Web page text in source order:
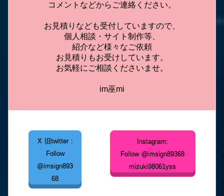
コメントなどからご連絡ください。
お見積りなども受付していますので、
個人相談・サイト制作等、
紹介など様々なご依頼
お見積りもお受けしています。
お気軽にご相談くださいませ。
im巫mi
X 旧twitter :
Follow
@imsign893
68
Instagram:
Follow @imsign89368
mizuki98061yss